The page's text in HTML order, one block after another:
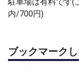
駐車場は有料です(
内/700円)
ブックマーク